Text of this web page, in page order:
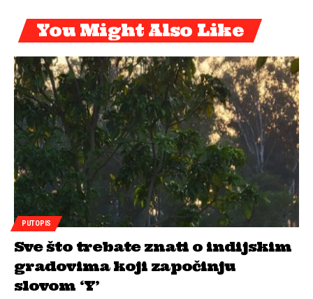
You Might Also Like
PUTOPIS
Sve što trebate znati o indijskim
gradovima koji započinju
slovom ‘Y’